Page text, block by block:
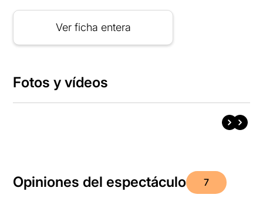
Ver ficha entera
Fotos y vídeos
Opiniones del espectáculo 7